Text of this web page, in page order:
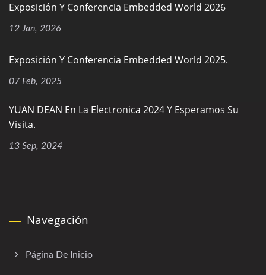
Exposición Y Conferencia Embedded World 2026
12 Jan, 2026
Exposición Y Conferencia Embedded World 2025.
07 Feb, 2025
YUAN DEAN En La Electronica 2024 Y Esperamos Su
Visita.
13 Sep, 2024
Navegación
Página De Inicio